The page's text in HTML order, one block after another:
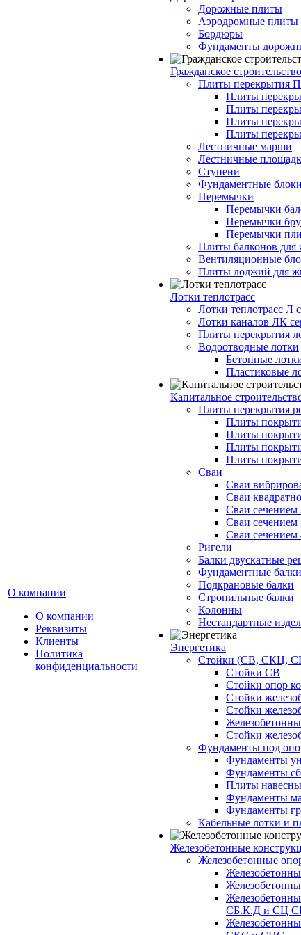
О компании
О компании
Реквизиты
Клиенты
Политика
конфиденциальности
Дорожные плиты
Аэродромные плиты
Бордюры
Фундаменты
Гражданское строительство
Плиты перекрытия
Плиты
Плиты
Плиты
Плиты
Лестничные марши
Лестничные
Ступени
Фундаментные
Перемычки
Перемычки
Перемычки
Перемычки
Плиты балконов для
Вентиляционные
Плиты лоджий для
Лотки теплотрасс
Лотки теплотрасс Л
Лотки каналов ЛК
Плиты перекрытия
Водоотводные лотки
Бетонные
Пластиковые
Капитальное
Плиты перекрытия
Плиты
Плиты
Плиты
Плиты
Сваи
Сваи
Сваи
Сваи
Сваи
Сваи
Ригели
Балки двускатные
Фундаментные балки
Подкрановые балки
Стропильные балки
Колонны
Нестандартные
Энергетика
Стойки (СВ, СКЦ,
Стойки СВ
Стойки опор
Стойки
Стойки
Стойки
Фундаменты под
Фундаменты
Фундаменты
Плиты
Фундаменты
Фундаменты
Кабельные лотки и
Железобетонные
Железобетонные
СБ.К.Д и СЦ